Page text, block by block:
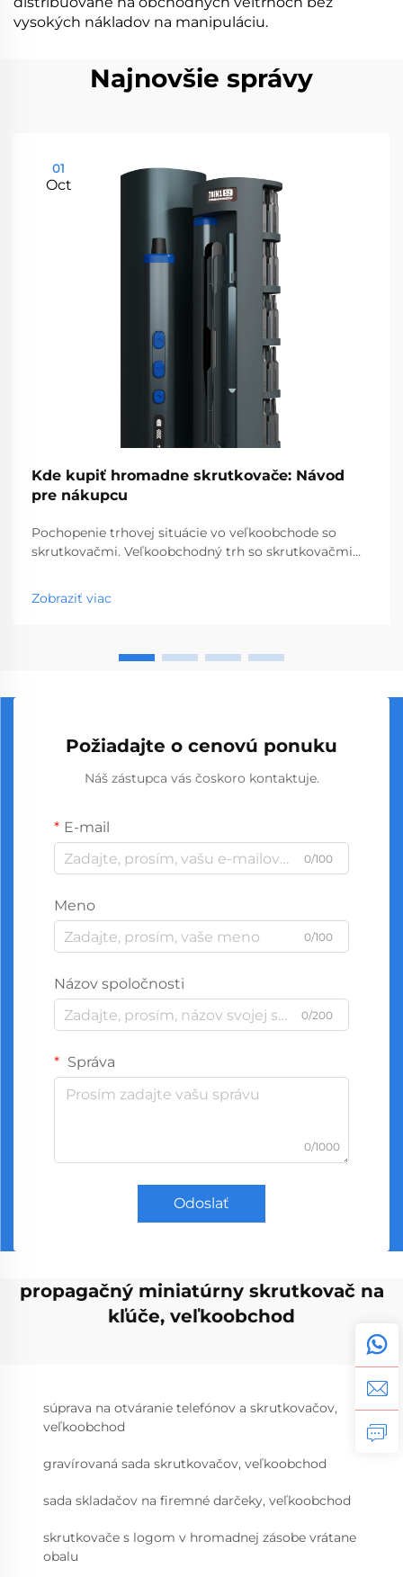
vysokých nákladov na manipuláciu.
Najnovšie správy
01
Oct
Kde kupiť hromadne skrutkovače: Návod
pre nákupcu
Pochopenie trhovej situácie vo veľkoobchode so
skrutkovačmi. Veľkoobchodný trh so skrutkovačmi
nástrojov, ktorý obsluhuje podniky od obchodov so
stavebninami až po stavebné spoločnosti. S
Zobraziť viac
Požiadajte o cenovú ponuku
Náš zástupca vás čoskoro kontaktuje.
E-mail
0/100
Meno
0/100
Názov spoločnosti
0/200
Správa
0/1000
Odoslať
propagačný miniatúrny skrutkovač na
kľúče, veľkoobchod
súprava na otváranie telefónov a skrutkovačov,
veľkoobchod
gravírovaná sada skrutkovačov, veľkoobchod
sada skladačov na firemné darčeky, veľkoobchod
skrutkovače s logom v hromadnej zásobe vrátane
obalu